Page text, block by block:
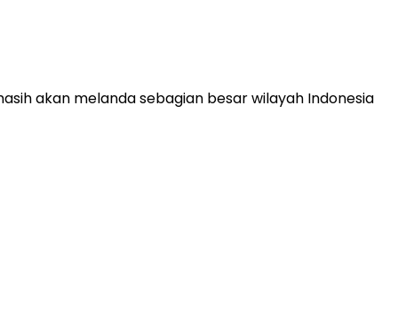
akan melanda sebagian besar wilayah Indonesia